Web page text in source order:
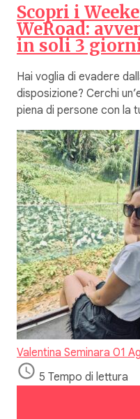
Scopri i
WeRoad:
in soli 3
Hai voglia di evadere
disposizione? Cerchi
piena di persone con la
Valentina Seminara 01
5 Tempo di lettura